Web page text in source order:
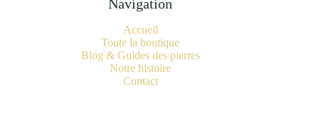
Navigation
Accueil
Toute la boutique
Blog & Guides des pierres
Notre histoire
Contact